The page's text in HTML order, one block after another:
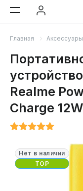
Главная
Realme
Charge
Нет в наличии
TOP